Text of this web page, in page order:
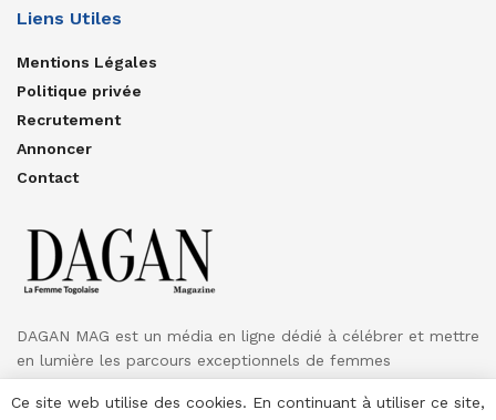
Liens Utiles
Mentions Légales
Politique privée
Recrutement
Annoncer
Contact
DAGAN MAG est un média en ligne dédié à célébrer et mettre
en lumière les parcours exceptionnels de femmes
inspirantes.
Ce site web utilise des cookies. En continuant à utiliser ce site,